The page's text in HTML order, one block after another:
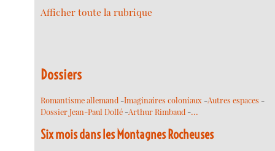
Afficher toute la rubrique
Dossiers
Romantisme allemand -Imaginaires coloniaux -Autres espaces -
Dossier Jean-Paul Dollé -Arthur Rimbaud -…
Six mois dans les Montagnes Rocheuses